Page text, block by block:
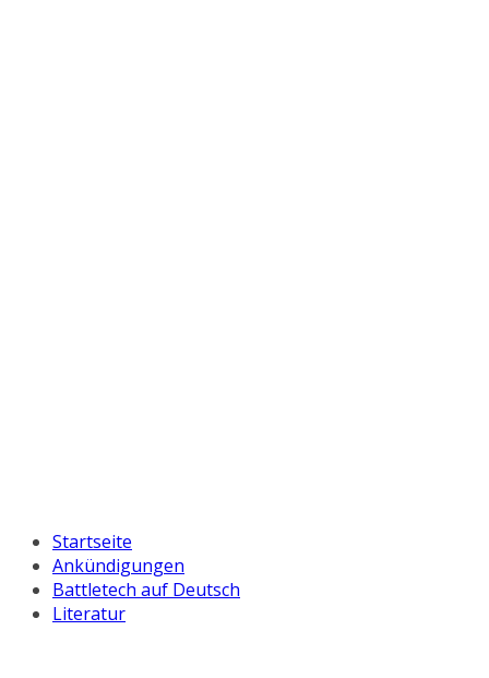
Startseite
Ankündigungen
Battletech auf Deutsch
Literatur